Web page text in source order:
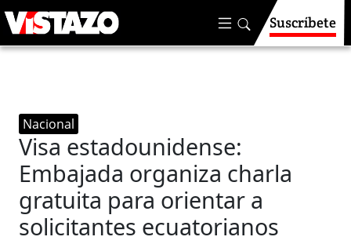
Suscríbete
Nacional
Visa estadounidense:
Embajada organiza charla
gratuita para orientar a
solicitantes ecuatorianos